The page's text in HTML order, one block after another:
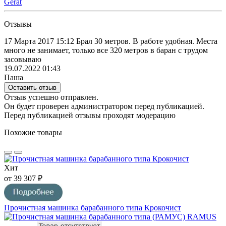
Отзывы
17 Марта 2017 15:12 Брал 30 метров. В работе удобная. Места
много не занимает, только все 320 метров в баран с трудом
засовываю
19.07.2022 01:43
Паша
Оставить отзыв
Отзыв успешно отправлен.
Он будет проверен администратором перед публикацией.
Перед публикацией отзывы проходят модерацию
Похожие товары
Хит
от 39 307 ₽
Прочистная машинка барабанного типа Крокочист